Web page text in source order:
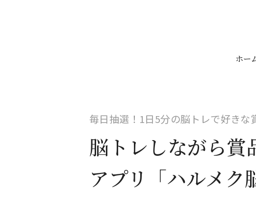
ホー
毎日抽選！1日5分の脳トレで好きな
脳トレしながら賞
アプリ「ハルメク